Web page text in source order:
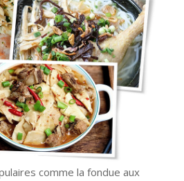
comme la fondue aux